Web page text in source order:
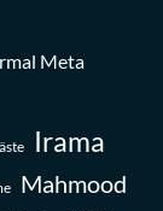
Meta
Irama
Mahmood